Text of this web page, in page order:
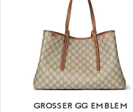
GROSSER GG EMBLEM S